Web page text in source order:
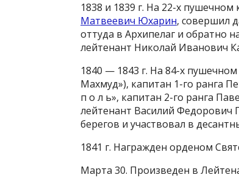
1838 и 1839 г. На 22-х
Матвеевич Юхарин, совершил
оттуда в Архипелаг и обратно
лейтенант Николай Иванович
1840 — 1843 г. На 84-х
Махмуд»), капитан 1-го ранга
п о л ь», капитан 2-го ранга
лейтенант Василий Федорович
берегов и участвовал в
1841 г. Награжден орденом
Марта 30. Произведен в